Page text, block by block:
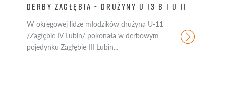
DERBY ZAGŁĘBIA - DRUŻYNY U 13 B I U 11
W okręgowej lidze młodzików drużyna U-11
/Zagłębie IV Lubin/ pokonała w derbowym
pojedynku Zagłębie III Lubin...